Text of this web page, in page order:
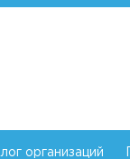
организаций